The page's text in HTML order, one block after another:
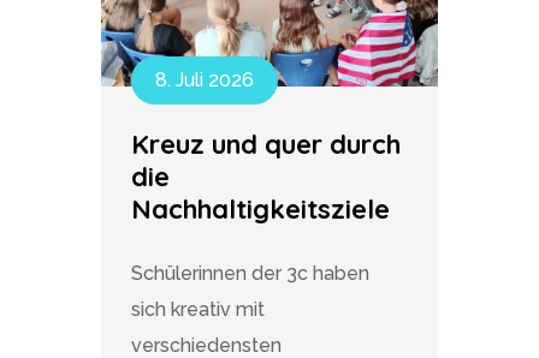
8. Juli 2026
Kreuz und quer durch
die
Nachhaltigkeitsziele
Schülerinnen der 3c haben
sich kreativ mit
verschiedensten